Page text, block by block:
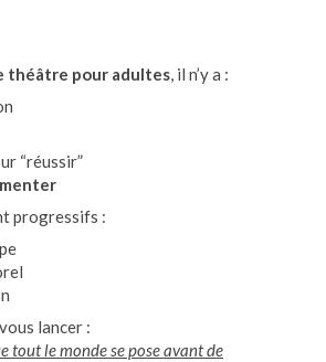
théâtre pour adultes, il n’y a :
“réussir”
progressifs :
lancer :
tout le monde se pose avant de